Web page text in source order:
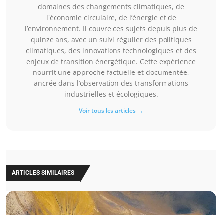
domaines des changements climatiques, de
l'économie circulaire, de l’énergie et de
l’environnement. Il couvre ces sujets depuis plus de
quinze ans, avec un suivi régulier des politiques
climatiques, des innovations technologiques et des
enjeux de transition énergétique. Cette expérience
nourrit une approche factuelle et documentée,
ancrée dans l’observation des transformations
industrielles et écologiques.
Voir tous les articles →
ARTICLES SIMILAIRES